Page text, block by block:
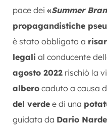
pace dei «Summer
propagandistiche
è stato obbligato a
legali al conducente
agosto 2022 rischiò la
albero caduto a causa
del verde e di una
guidata da Dario